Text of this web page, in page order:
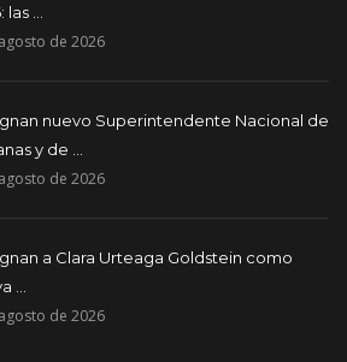
...
de 2026
nuevo Superintendente Nacional de
y de ...
de 2026
a Clara Urteaga Goldstein como
...
de 2026